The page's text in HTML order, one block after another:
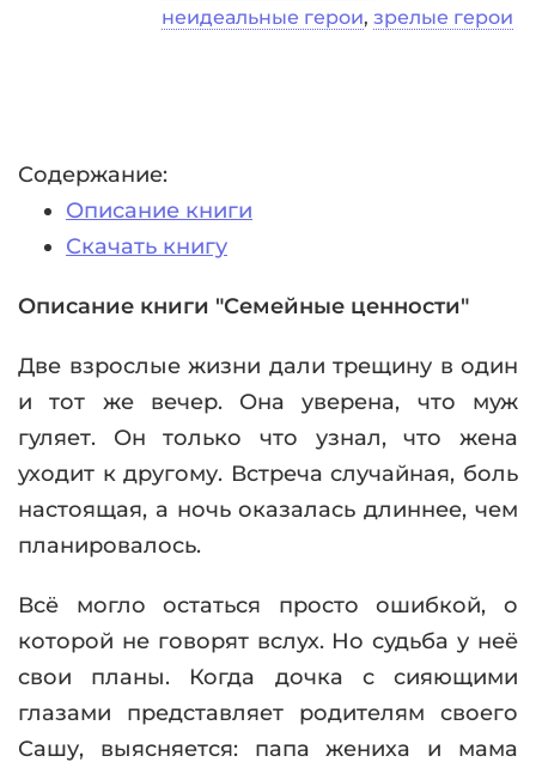
неидеальные герои, зрелые герои
Содержание:
Описание книги
Скачать книгу
Описание книги "Семейные ценности"
Две взрослые жизни дали трещину в один
и тот же вечер. Она уверена, что муж
гуляет. Он только что узнал, что жена
уходит к другому. Встреча случайная, боль
настоящая, а ночь оказалась длиннее, чем
планировалось.
Всё могло остаться просто ошибкой, о
которой не говорят вслух. Но судьба у неё
свои планы. Когда дочка с сияющими
глазами представляет родителям своего
Сашу, выясняется: папа жениха и мама